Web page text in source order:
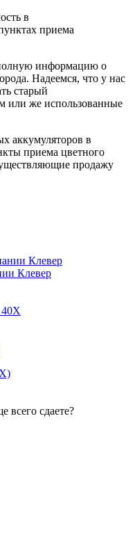
в
приема
информацию о
Надеемся, что у нас
старый
или же использованные
аккумуляторов в
приема цветного
продажу
Клевер
40Х
всего сдаете?